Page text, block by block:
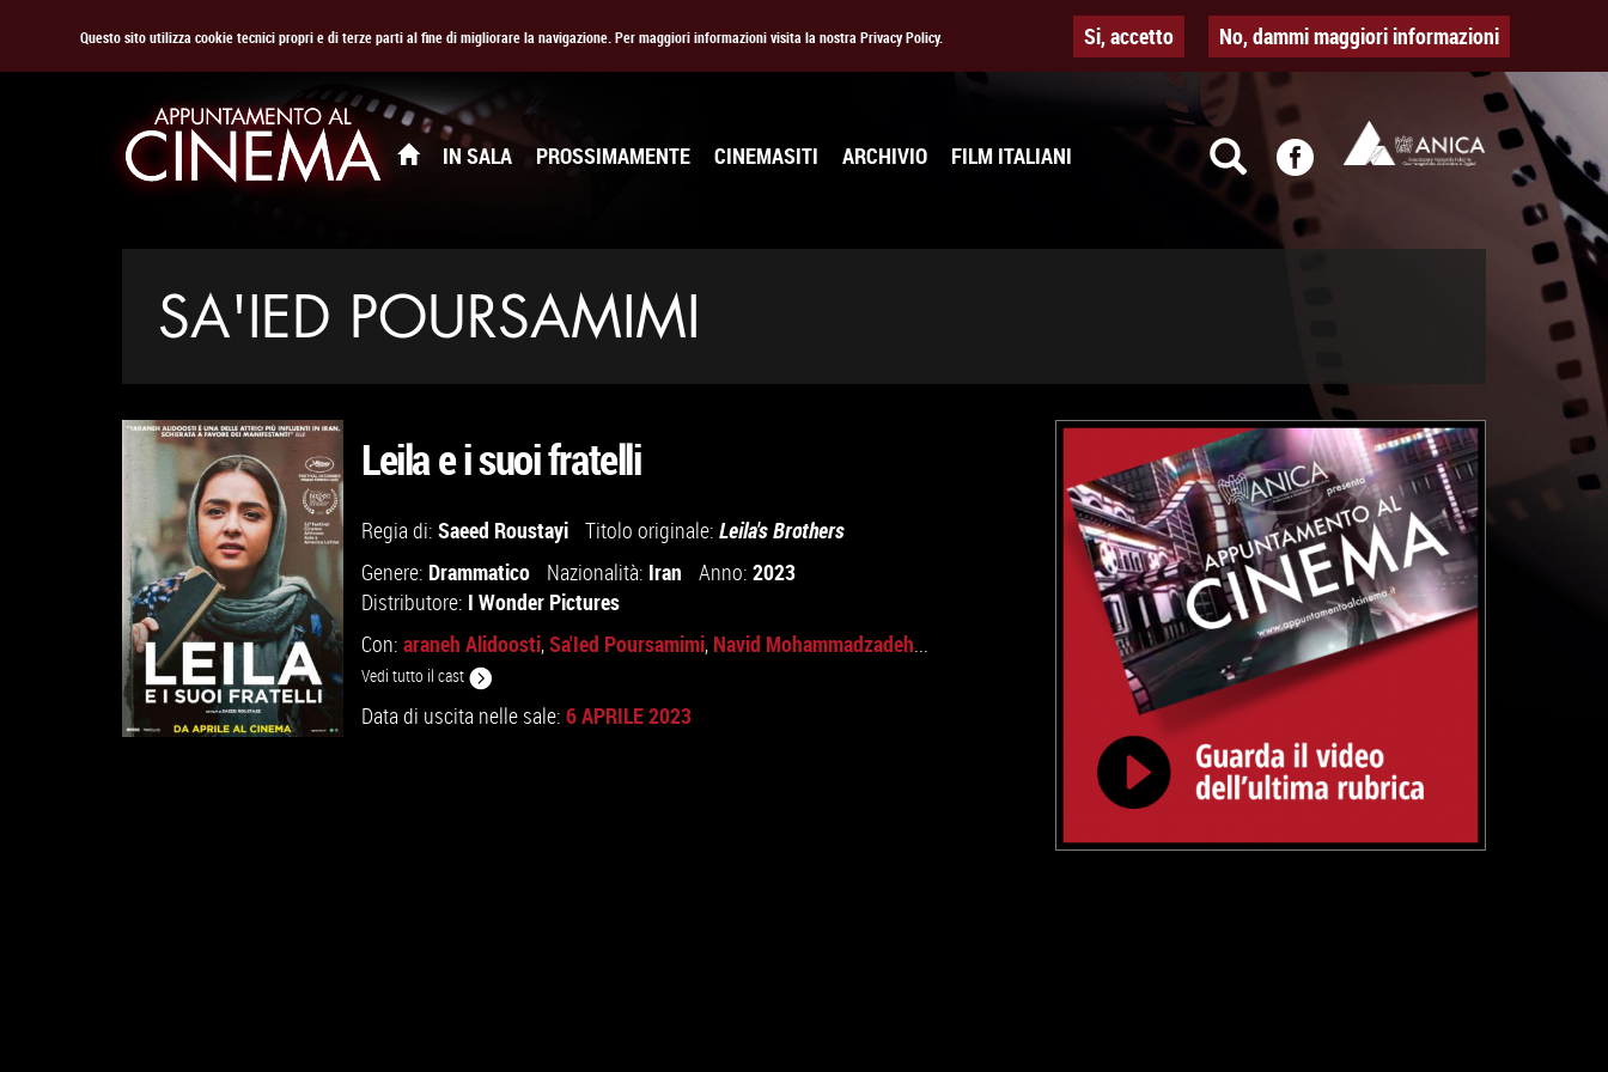
Questo sito utilizza cookie tecnici propri e di terze parti al fine di migliorare la navigazione. Per maggiori informazioni visita la nostra Privacy Policy. Si, accetto No, dammi maggiori informazioni
IN SALA PROSSIMAMENTE CINEMASITI ARCHIVIO FILM ITALIANI
SA'IED POURSAMIMI
Leila e i suoi fratelli
Regia di: Saeed Roustayi Titolo originale: Leila's Brothers
Genere: Drammatico Nazionalità: Iran Anno: 2023
Distributore: I Wonder Pictures
Con: araneh Alidoosti,Sa'Ied Poursamimi, Navid Mohammadzadeh...
Vedi tutto il cast
Data di uscita nelle sale: 6 APRILE 2023